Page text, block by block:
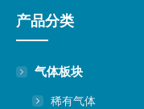
产品分类
气体板块
稀有气体